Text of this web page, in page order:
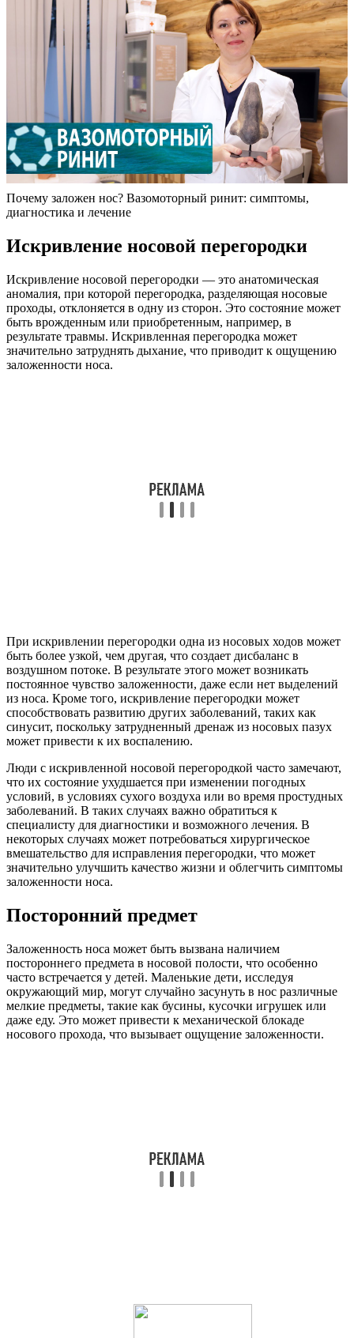
Почему заложен нос? Вазомоторный ринит: симптомы,
диагностика и лечение
Искривление носовой перегородки
Искривление носовой перегородки — это анатомическая
аномалия, при которой перегородка, разделяющая носовые
проходы, отклоняется в одну из сторон. Это состояние может
быть врожденным или приобретенным, например, в
результате травмы. Искривленная перегородка может
значительно затруднять дыхание, что приводит к ощущению
заложенности носа.
При искривлении перегородки одна из носовых ходов может
быть более узкой, чем другая, что создает дисбаланс в
воздушном потоке. В результате этого может возникать
постоянное чувство заложенности, даже если нет выделений
из носа. Кроме того, искривление перегородки может
способствовать развитию других заболеваний, таких как
синусит, поскольку затрудненный дренаж из носовых пазух
может привести к их воспалению.
Люди с искривленной носовой перегородкой часто замечают,
что их состояние ухудшается при изменении погодных
условий, в условиях сухого воздуха или во время простудных
заболеваний. В таких случаях важно обратиться к
специалисту для диагностики и возможного лечения. В
некоторых случаях может потребоваться хирургическое
вмешательство для исправления перегородки, что может
значительно улучшить качество жизни и облегчить симптомы
заложенности носа.
Посторонний предмет
Заложенность носа может быть вызвана наличием
постороннего предмета в носовой полости, что особенно
часто встречается у детей. Маленькие дети, исследуя
окружающий мир, могут случайно засунуть в нос различные
мелкие предметы, такие как бусины, кусочки игрушек или
даже еду. Это может привести к механической блокаде
носового прохода, что вызывает ощущение заложенности.